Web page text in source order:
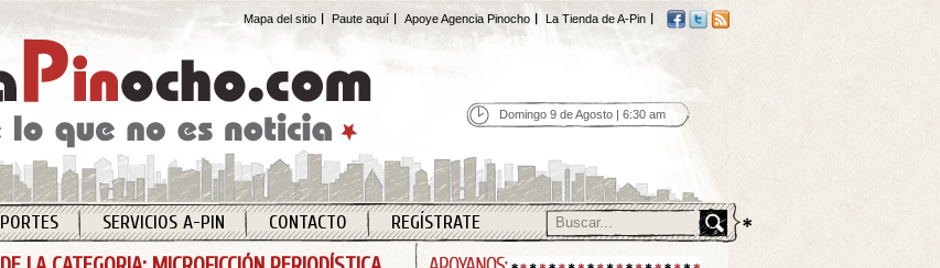
Mapa del sitio Paute aquí Apoye Agencia Pinocho La Tienda de A-Pin
Domingo 9 de Agosto | 6:30 am
SERVICIOS A-PIN CONTACTO REGÍSTRATE